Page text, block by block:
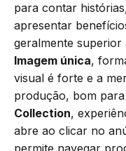
para contar
apresentar
geralmente superior
Imagem única,
visual é forte e a
produção, bom
Collection,
abre ao clicar no
permite navegar